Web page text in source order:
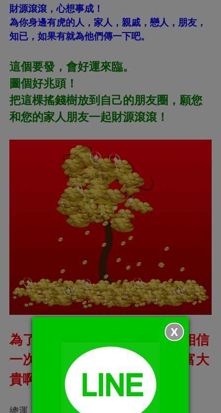
X
財源滾滾，心想事成！
為你身邊有虎的人，家人，親戚，戀人，朋友，
知已，如果有就為他們傳一下吧。
這個要發，會好運來臨。
圖個好兆頭！
把這棵搖錢樹放到自己的朋友圈，願您
和您的家人朋友一起財源滾滾！
為了屬虎的家人親友和自己就相信
一次，屬虎必幸運！「一定大富大
貴啊！」
總運：種瓜得瓜，種豆得豆。